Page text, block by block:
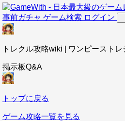
事前ガチャ ゲーム検索 ログイン
トレクル攻略wiki | ワンピースト
掲示板Q&A
トップに戻る
ゲーム攻略一覧を見る